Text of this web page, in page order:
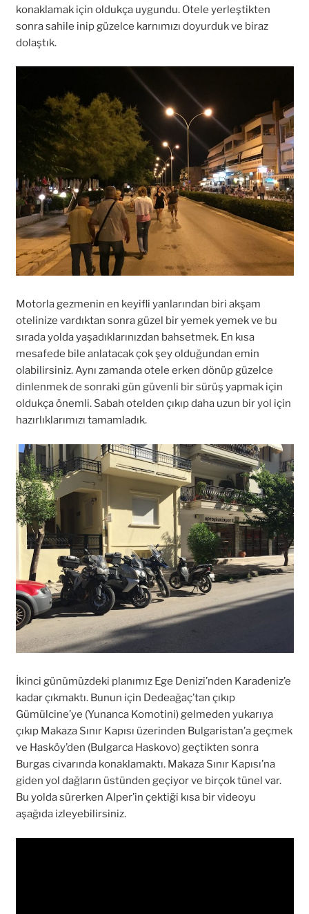
konaklamak için oldukça uygundu. Otele yerleştikten
sonra sahile inip güzelce karnımızı doyurduk ve biraz
dolaştık.
Motorla gezmenin en keyifli yanlarından biri akşam
otelinize vardıktan sonra güzel bir yemek yemek ve bu
sırada yolda yaşadıklarınızdan bahsetmek. En kısa
mesafede bile anlatacak çok şey olduğundan emin
olabilirsiniz. Aynı zamanda otele erken dönüp güzelce
dinlenmek de sonraki gün güvenli bir sürüş yapmak için
oldukça önemli. Sabah otelden çıkıp daha uzun bir yol için
hazırlıklarımızı tamamladık.
İkinci günümüzdeki planımız Ege Denizi’nden Karadeniz’e
kadar çıkmaktı. Bunun için Dedeağaç’tan çıkıp
Gümülcine’ye (Yunanca Komotini) gelmeden yukarıya
çıkıp Makaza Sınır Kapısı üzerinden Bulgaristan’a geçmek
ve Hasköy’den (Bulgarca Haskovo) geçtikten sonra
Burgas civarında konaklamaktı. Makaza Sınır Kapısı’na
giden yol dağların üstünden geçiyor ve birçok tünel var.
Bu yolda sürerken Alper’in çektiği kısa bir videoyu
aşağıda izleyebilirsiniz.